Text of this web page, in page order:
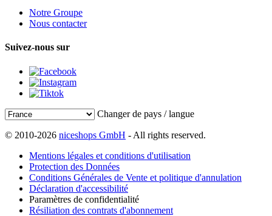
Notre Groupe
Nous contacter
Suivez-nous sur
Changer de pays / langue
© 2010-2026 niceshops GmbH - All rights reserved.
Mentions légales et conditions d'utilisation
Protection des Données
Conditions Générales de Vente et politique d'annulation
Déclaration d'accessibilité
Paramètres de confidentialité
Résiliation des contrats d'abonnement